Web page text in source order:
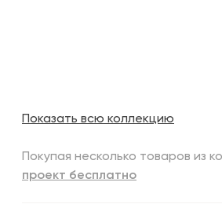
Показать всю коллекцию
Покупая несколько товаров из
проект бесплатно